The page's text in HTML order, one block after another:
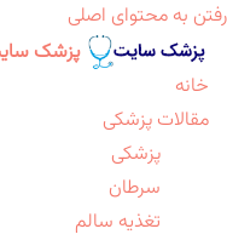
رفتن به محتوای اصلی
پزشک
خانه
مقالات پزشکی
پزشکی
سرطان
تغذیه سالم